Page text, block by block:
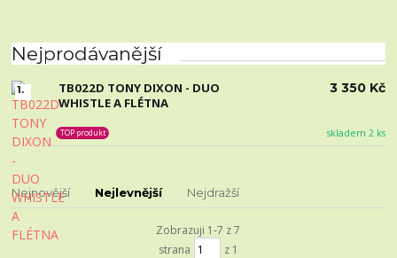
Nejprodávanější
1.
TB022D TONY DIXON - DUO
WHISTLE A FLÉTNA
skladem 2 ks
TOP produkt
3 350 Kč
Nejnovější Nejlevnější Nejdražší
Zobrazuji 1-7 z 7
strana
z 1